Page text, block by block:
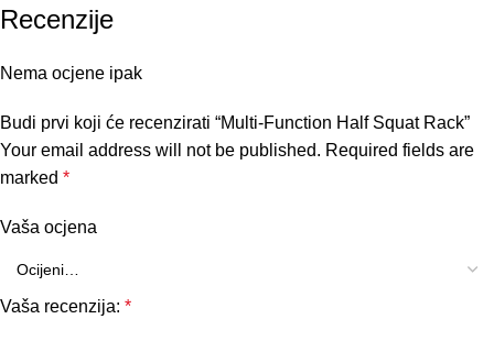
Recenzije
Nema ocjene ipak
Budi prvi koji će recenzirati “Multi-Function Half Squat Rack”
Your email address will not be published. Required fields are
marked *
Vaša ocjena
Vaša recenzija: *